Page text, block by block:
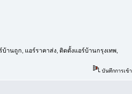
านถูก, แอร์ราคาส่ง, ติดตั้งแอร์บ้านกรุงเทพ,
บันทึกการเข้า